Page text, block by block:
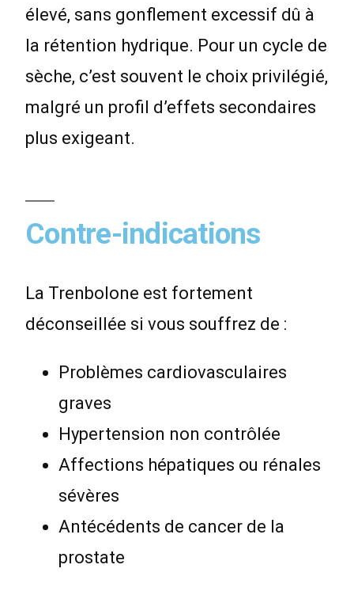
élevé, sans gonflement excessif dû à
la rétention hydrique. Pour un cycle de
sèche, c’est souvent le choix privilégié,
malgré un profil d’effets secondaires
plus exigeant.
Contre-indications
La Trenbolone est fortement
déconseillée si vous souffrez de :
Problèmes cardiovasculaires
graves
Hypertension non contrôlée
Affections hépatiques ou rénales
sévères
Antécédents de cancer de la
prostate